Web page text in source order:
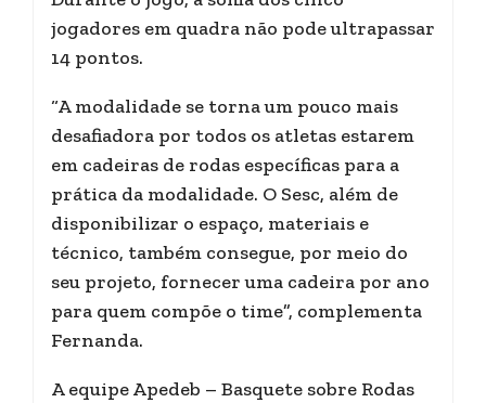
jogadores em quadra não pode ultrapassar
14 pontos.
“A modalidade se torna um pouco mais
desafiadora por todos os atletas estarem
em cadeiras de rodas específicas para a
prática da modalidade. O Sesc, além de
disponibilizar o espaço, materiais e
técnico, também consegue, por meio do
seu projeto, fornecer uma cadeira por ano
para quem compõe o time”, complementa
Fernanda.
A equipe Apedeb – Basquete sobre Rodas